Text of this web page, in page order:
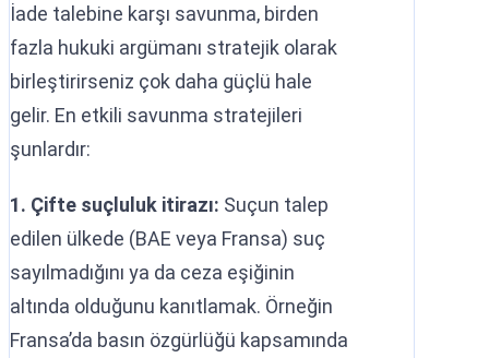
İade talebine karşı savunma, birden
fazla hukuki argümanı stratejik olarak
birleştirirseniz çok daha güçlü hale
gelir. En etkili savunma stratejileri
şunlardır:
1. Çifte suçluluk itirazı: Suçun talep
edilen ülkede (BAE veya Fransa) suç
sayılmadığını ya da ceza eşiğinin
altında olduğunu kanıtlamak. Örneğin
Fransa’da basın özgürlüğü kapsamında